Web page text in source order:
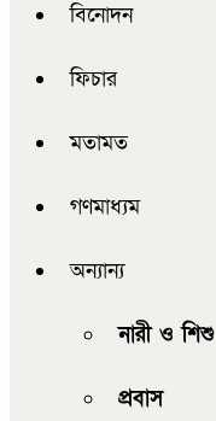
বিনোদন
ফিচার
মতামত
গণমাধ্যম
অন্যান্য
নারী ও শিশু
প্রবাস